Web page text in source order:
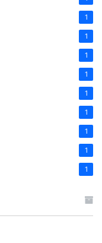
1
1
1
1
1
1
1
1
1